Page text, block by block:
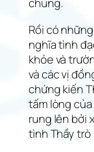
Rồi có
nghĩa tình
khỏe và
và các vị
chứng kiến
tấm lòng
rung lên bởi
tình Thầy trò